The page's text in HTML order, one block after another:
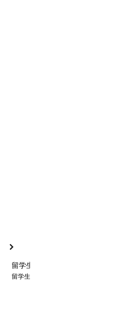
留学生贷款
留学生贷款专业平台